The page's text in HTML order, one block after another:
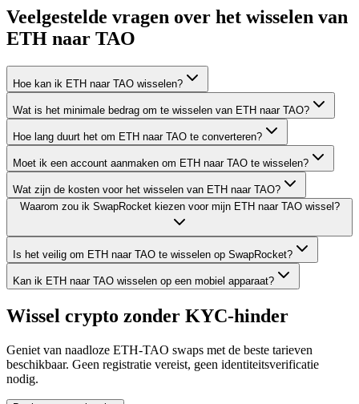
Veelgestelde vragen over het wisselen van
ETH naar TAO
Hoe kan ik ETH naar TAO wisselen?
Wat is het minimale bedrag om te wisselen van ETH naar TAO?
Hoe lang duurt het om ETH naar TAO te converteren?
Moet ik een account aanmaken om ETH naar TAO te wisselen?
Wat zijn de kosten voor het wisselen van ETH naar TAO?
Waarom zou ik SwapRocket kiezen voor mijn ETH naar TAO wissel?
Is het veilig om ETH naar TAO te wisselen op SwapRocket?
Kan ik ETH naar TAO wisselen op een mobiel apparaat?
Wissel crypto zonder KYC-hinder
Geniet van naadloze ETH-TAO swaps met de beste tarieven
beschikbaar. Geen registratie vereist, geen identiteitsverificatie
nodig.